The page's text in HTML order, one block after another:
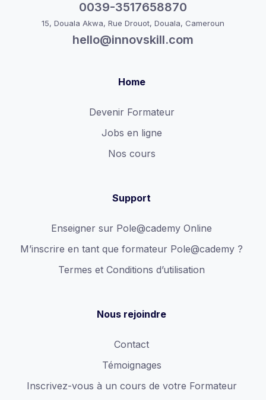
0039-3517658870
15, Douala Akwa, Rue Drouot, Douala, Cameroun
hello@innovskill.com
Home
Devenir Formateur
Jobs en ligne
Nos cours
Support
Enseigner sur Pole@cademy Online
M’inscrire en tant que formateur Pole@cademy ?
Termes et Conditions d’utilisation
Nous rejoindre
Contact
Témoignages
Inscrivez-vous à un cours de votre Formateur